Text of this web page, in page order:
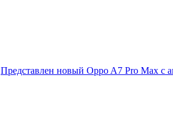
Представлен новый Oppo A7 Pro Max с